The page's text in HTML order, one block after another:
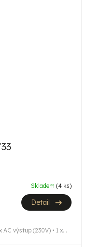
Skladem (4 ks)
Detail
výstup (230V) • 1 x...